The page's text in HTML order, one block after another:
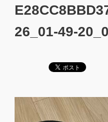
26_01-49-